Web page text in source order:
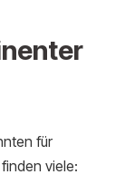
für
viele: